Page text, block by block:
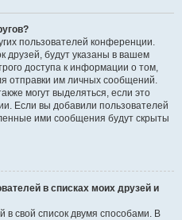
пользователей конференции.
друзей, будут указаны в вашем
доступа к информации о том,
отправки им личных сообщений.
могут выделяться, если это
Если вы добавили пользователей
ими сообщения будут скрыты
в списках моих друзей и
в свой список двумя способами. В